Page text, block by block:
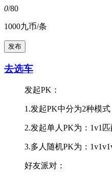
0/80
1000九币/条
去选车
发起PK：
1.发起PK中分为2种模
2.发起单人PK为：1v1匹
3.多人随机PK为：
好友派对：